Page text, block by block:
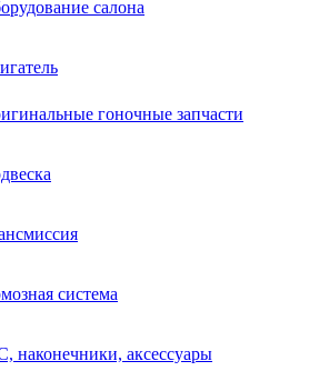
салона
гоночные запчасти
система
наконечники, аксессуары